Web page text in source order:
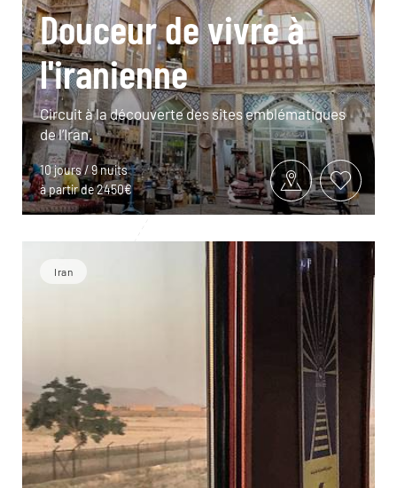
Douceur de vivre à
l'iranienne
Circuit à la découverte des sites emblématiques
de l’Iran.
10 jours / 9 nuits
à partir de 2450€
Iran